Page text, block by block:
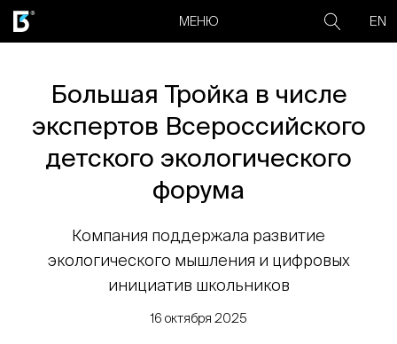
МЕНЮ EN
Большая Тройка в числе
экспертов Всероссийского
детского экологического
форума
Компания поддержала развитие
экологического мышления и цифровых
инициатив школьников
16 октября 2025